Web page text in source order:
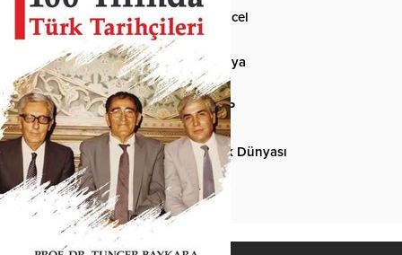
Anasayfa Güncel
Siyaset Dünya
Spor MHP
Kültür-Sanat Türk Dünyası
Basından